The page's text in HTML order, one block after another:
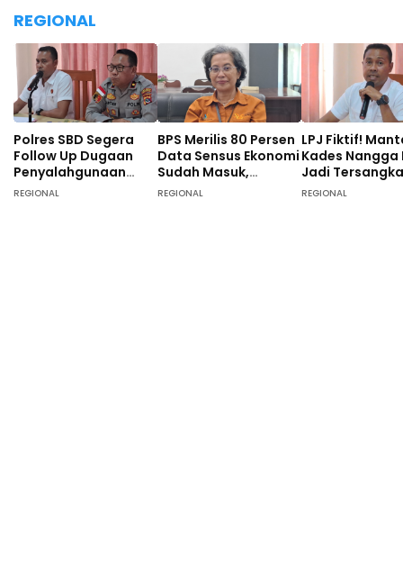
REGIONAL
Polres SBD Segera
Follow Up Dugaan
Penyalahgunaan
Dana Desa di Desa
REGIONAL
BPS Merilis 80 Persen
Data Sensus Ekonomi
Sudah Masuk,
Masyarakat SBD
REGIONAL
LPJ Fiktif!
Kades Nangga
Jadi Tersangka
Tunggal, 40
REGIONAL